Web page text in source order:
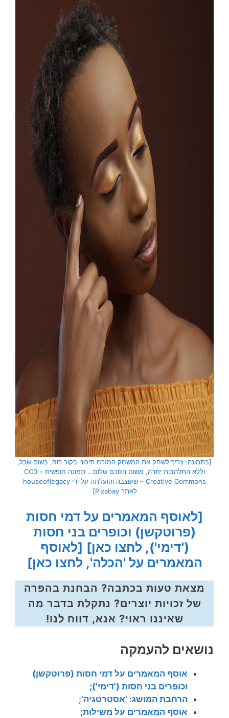
[בתמונה: צריך לשחק את המשחק המזרח תיכוני בקור רוח, בשום שכל,
וללא התלהבות יתרה, משום הסכם שלום… תמונה חופשית – CC0
Creative Commons – שעוצבה והועלתה על ידי houseoflegacy
לאתר Pixabay]
[לאוסף המאמרים על דמי חסות
(פרוטקשן) וכופרים בני חסות
('דימי'), לחצו כאן] [לאוסף
המאמרים על 'הכלה', לחצו כאן]
מצאת טעות בכתבה? הבחנת בהפרה
של זכויות יוצרים? נתקלת בדבר מה
שאיננו ראוי? אנא, דווח לנו!
נושאים להעמקה
אוסף המאמרים על דמי חסות (פרוטקשן)
וכופרים בני חסות ('דימי');
הרחבת המושג: 'אסטרטגיה';
אוסף המאמרים על משילות;